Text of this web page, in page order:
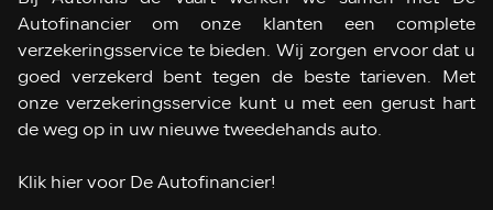
Autofinancier om onze klanten een complete
verzekeringsservice te bieden. Wij zorgen ervoor dat u
goed verzekerd bent tegen de beste tarieven. Met
onze verzekeringsservice kunt u met een gerust hart
de weg op in uw nieuwe tweedehands auto.
Klik hier voor De Autofinancier!